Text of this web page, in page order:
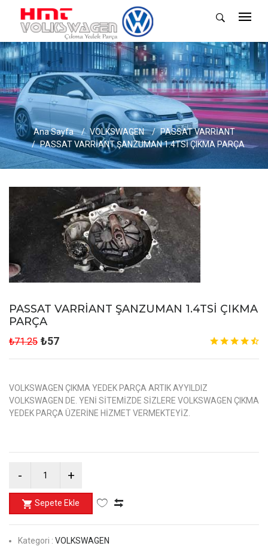
Ana Sayfa VOLKSWAGEN
PASSAT VARRİANT
PASSAT VARRİANT ŞANZUMAN 1.4TSİ ÇIKMA PARÇA
PASSAT VARRİANT ŞANZUMAN 1.4TSİ ÇIKMA
PARÇA
₺71.25 ₺57
VOLKSWAGEN ÇIKMA YEDEK PARÇA ARTIK AYYILDIZ
VOLKSWAGEN DE. YENİ SİTEMİZDE SİZLERE VOLKSWAGEN ÇIKMA
YEDEK PARÇA ÜZERİNE HİZMET VERMEKTEYİZ.
Sepete Ekle
Kategori : VOLKSWAGEN